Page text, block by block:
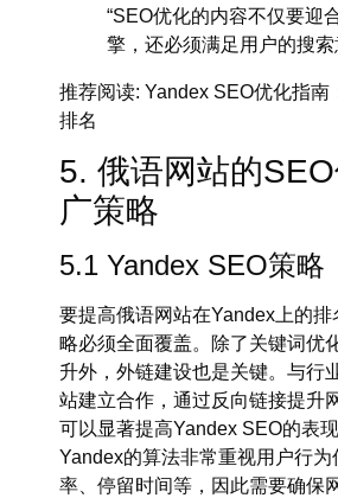
“SEO优化的内容不仅要迎
擎，还必须满足用户的搜索
推荐阅读: Yandex SEO优化指南
排名
5. 俄语网站的
广策略
5.1 Yandex SEO策略
要提高俄语网站在Yandex 上的
略必须全面覆盖。除了关键词优
升外，外链建设也是关键。与行
站建立合作，通过反向链接提升
可以显著提高Yandex SEO的表
Yandex的算法非常重视用户行为
率、停留时间等，因此需要确保